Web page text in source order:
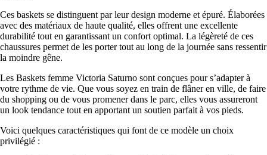
Ces baskets se distinguent par leur design moderne et épuré. Élaborées
avec des matériaux de haute qualité, elles offrent une excellente
durabilité tout en garantissant un confort optimal. La légèreté de ces
chaussures permet de les porter tout au long de la journée sans ressentir
la moindre gêne.
Les Baskets femme Victoria Saturno sont conçues pour s’adapter à
votre rythme de vie. Que vous soyez en train de flâner en ville, de faire
du shopping ou de vous promener dans le parc, elles vous assureront
un look tendance tout en apportant un soutien parfait à vos pieds.
Voici quelques caractéristiques qui font de ce modèle un choix
privilégié :